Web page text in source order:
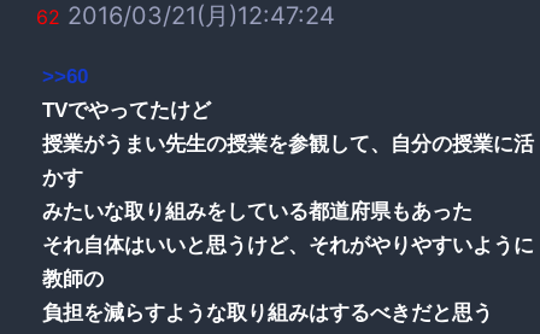
62 2016/03/21(月)12:47:24
>>60
TVでやってたけど
授業がうまい先生の授業を参観して、自分の授業に活
かす
みたいな取り組みをしている都道府県もあった
それ自体はいいと思うけど、それがやりやすいように
教師の
負担を減らすような取り組みはするべきだと思う